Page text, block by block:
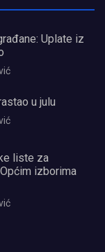
Uplate iz
u julu
liste za
izborima